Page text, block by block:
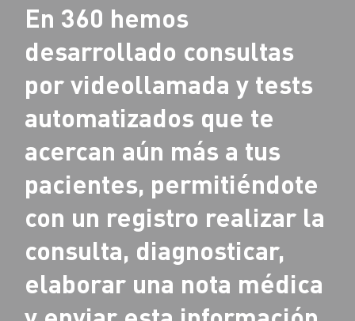
En 360 hemos
desarrollado consultas
por videollamada y tests
automatizados que te
acercan aún más a tus
pacientes, permitiéndote
con un registro realizar la
consulta, diagnosticar,
elaborar una nota médica